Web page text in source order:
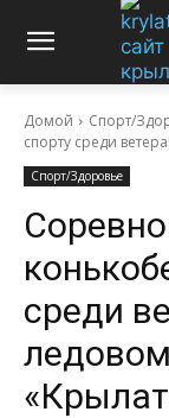
Домой Спорт/
спорту среди
Спорт/Здоровье
среди